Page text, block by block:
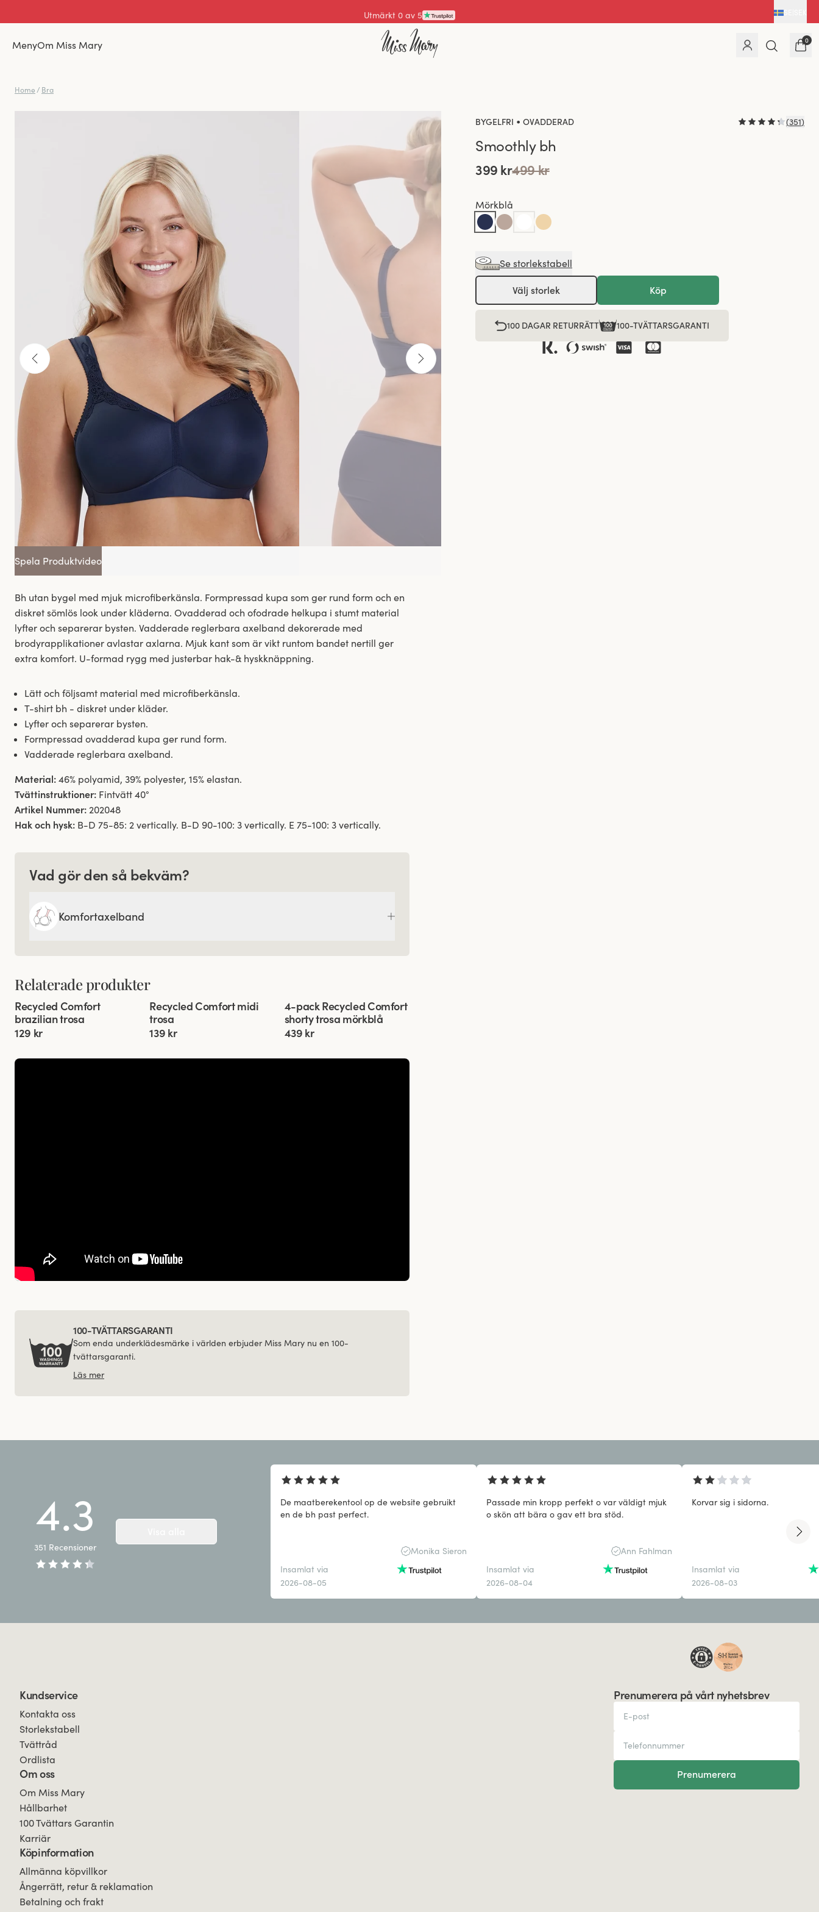
Utmärkt 4.3 av 5
MenyOm Miss Mary 0
Home / Bra
Spela Produktvideo
BYGELFRI • OVADDERAD (351)
Smoothly bh
399 kr499 kr
Mörkblå
Se storlekstabell
Välj storlek Köp
100 DAGAR RETURRÄTT 100-TVÄTTARSGARANTI
Bh utan bygel med mjuk microfiberkänsla. Formpressad kupa som ger rund form och en
diskret sömlös look under kläderna. Ovadderad och ofodrade helkupa i stumt material
lyfter och separerar bysten. Vadderade reglerbara axelband dekorerade med
brodyrapplikationer avlastar axlarna. Mjuk kant som är vikt runtom bandet nertill ger
extra komfort. U-formad rygg med justerbar hak-& hyskknäppning.
Lätt och följsamt material med microfiberkänsla.
T-shirt bh - diskret under kläder.
Lyfter och separerar bysten.
Formpressad ovadderad kupa ger rund form.
Vadderade reglerbara axelband.
Material: 46% polyamid, 39% polyester, 15% elastan.
Tvättinstruktioner: Fintvätt 40°
Artikel Nummer: 202048
Hak och hysk: B-D 75-85: 2 vertically. B-D 90-100: 3 vertically. E 75-100: 3 vertically.
Vad gör den så bekväm?
Komfortaxelband
Relaterade produkter
Viewing image 1 of 2
4 för 3
Recycled Comfort
brazilian trosa
129 kr
Viewing image 1 of 2
4 för 3
Recycled Comfort midi
trosa
139 kr
Viewing image 1 of 3
4-pack Recycled Comfort
shorty trosa mörkblå
439 kr
100-TVÄTTARSGARANTI
Som enda underklädesmärke i världen erbjuder Miss Mary nu en 100-
tvättarsgaranti.
Läs mer
4.3
351 Recensioner
De maatberekentool op de website gebruikt
en de bh past perfect.
Monika Sieron
Insamlat via
2026-08-05
Passade min kropp perfekt o var väldigt mjuk
o skön att bära o gav ett bra stöd.
Ann Fahlman
Insamlat via
2026-08-04
Korvar sig i sidorna.
Insamlat via
2026-08-03
Prenumerera på vårt nyhetsbrev
Prenumerera
Kundservice
Kontakta oss
Storlekstabell
Tvättråd
Ordlista
Om oss
Om Miss Mary
Hållbarhet
100 Tvättars Garantin
Karriär
Köpinformation
Allmänna köpvillkor
Ångerrätt, retur & reklamation
Betalning och frakt